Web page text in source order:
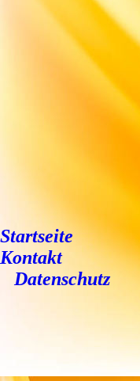
Startseite
Kontakt
Datenschutz